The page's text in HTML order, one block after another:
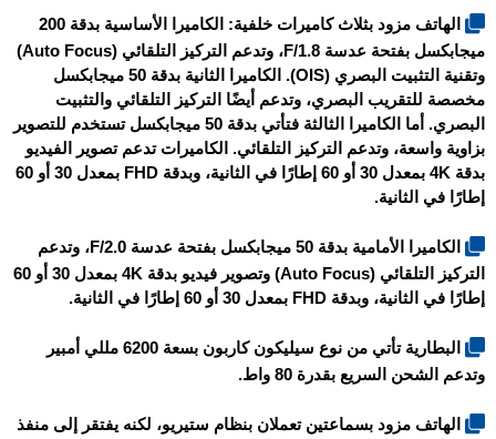
الهاتف مزود بثلاث كاميرات خلفية: الكاميرا الأساسية بدقة 200
ميجابكسل بفتحة عدسة F/1.8، وتدعم التركيز التلقائي (Auto Focus)
وتقنية التثبيت البصري (OIS). الكاميرا الثانية بدقة 50 ميجابكسل
مخصصة للتقريب البصري، وتدعم أيضًا التركيز التلقائي والتثبيت
البصري. أما الكاميرا الثالثة فتأتي بدقة 50 ميجابكسل تستخدم للتصوير
بزاوية واسعة، وتدعم التركيز التلقائي. الكاميرات تدعم تصوير الفيديو
بدقة 4K بمعدل 30 أو 60 إطارًا في الثانية، وبدقة FHD بمعدل 30 أو 60
إطارًا في الثانية.
الكاميرا الأمامية بدقة 50 ميجابكسل بفتحة عدسة F/2.0، وتدعم
التركيز التلقائي (Auto Focus) وتصوير فيديو بدقة 4K بمعدل 30 أو 60
إطارًا في الثانية، وبدقة FHD بمعدل 30 أو 60 إطارًا في الثانية.
البطارية تأتي من نوع سيليكون كاربون بسعة 6200 مللي أمبير
وتدعم الشحن السريع بقدرة 80 واط.
الهاتف مزود بسماعتين تعملان بنظام ستيريو، لكنه يفتقر إلى منفذ